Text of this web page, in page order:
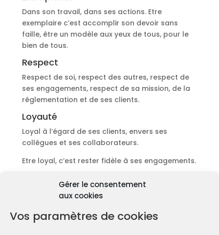
Gérer le consentement
aux cookies
Vos paramètres de cookies
Dans son travail, dans ses actions. Etre
exemplaire c’est accomplir son devoir sans
faille, être un modèle aux yeux de tous, pour le
bien de tous.
Respect
Respect de soi, respect des autres, respect de
ses engagements, respect de sa mission, de la
réglementation et de ses clients.
Loyauté
Loyal à l’égard de ses clients, envers ses
collègues et ses collaborateurs.
Etre loyal, c’est rester fidèle à ses engagements.
Découvrir les diagnostics
Pourquoi les diagnostics
immobiliers sont
obligatoires ?